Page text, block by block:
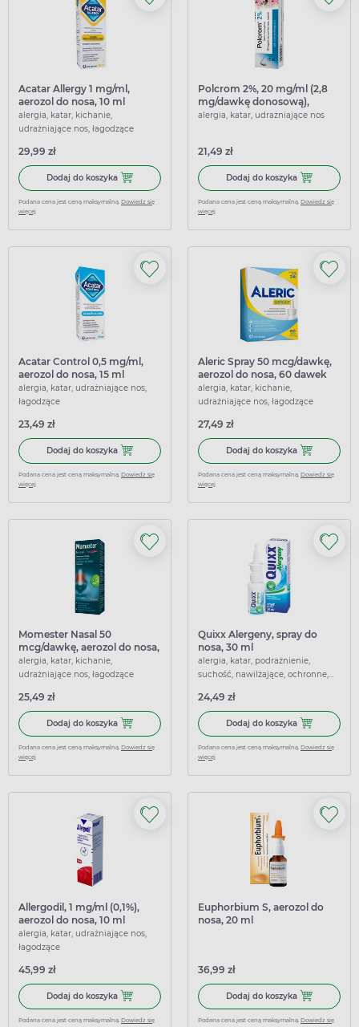
Acatar Allergy 1 mg/ml,
aerozol do nosa, 10 ml
alergia, katar, kichanie,
udrażniające nos, łagodzące
29,99 zł
Dodaj do koszyka Dodaj do koszyka Acatar Allergy 1 mg/ml, aerozol do nosa,
Podana cena jest ceną maksymalną. Dowiedz się
więcej
Polcrom 2%, 20 mg/ml (2,8
mg/dawkę donosową),
aerozol do nosa, 15 ml
alergia, katar, udrażniające nos
21,49 zł
Dodaj do koszyka Dodaj do
Podana cena jest ceną maksymalną. Dowiedz się
więcej
Acatar Control 0,5 mg/ml,
aerozol do nosa, 15 ml
alergia, katar, udrażniające nos,
łagodzące
23,49 zł
Dodaj do koszyka Dodaj do koszyka Acatar Control 0,5 mg/ml, aerozol do
Podana cena jest ceną maksymalną. Dowiedz się
więcej
Aleric Spray 50 mcg/dawkę,
aerozol do nosa, 60 dawek
alergia, katar, kichanie,
udrażniające nos, łagodzące
27,49 zł
Dodaj do koszyka Dodaj do
Podana cena jest ceną maksymalną. Dowiedz się
więcej
Momester Nasal 50
mcg/dawkę, aerozol do nosa,
60 dawek
alergia, katar, kichanie,
udrażniające nos, łagodzące
25,49 zł
Dodaj do koszyka Dodaj do koszyka Momester Nasal 50 mcg/dawkę,
Podana cena jest ceną maksymalną. Dowiedz się
więcej
Quixx Alergeny, spray do
nosa, 30 ml
alergia, katar, podrażnienie,
suchość, nawilżające, ochronne,
24,49 zł
Dodaj do koszyka Dodaj do
Podana cena jest ceną maksymalną. Dowiedz się
więcej
Allergodil, 1 mg/ml (0,1%),
aerozol do nosa, 10 ml
alergia, katar, udrażniające nos,
łagodzące
45,99 zł
Dodaj do koszyka Dodaj do koszyka Allergodil, 1 mg/ml (0,1%), aerozol do
Podana cena jest ceną maksymalną. Dowiedz się
Euphorbium S, aerozol do
nosa, 20 ml
36,99 zł
Dodaj do koszyka Dodaj do
Podana cena jest ceną maksymalną. Dowiedz się